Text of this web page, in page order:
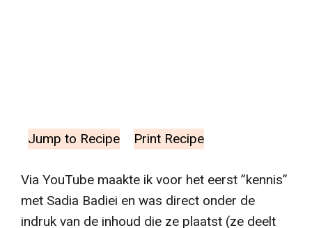
Jump to Recipe Print Recipe
Via YouTube maakte ik voor het eerst ”kennis”
met Sadia Badiei en was direct onder de
indruk van de inhoud die ze plaatst (ze deelt